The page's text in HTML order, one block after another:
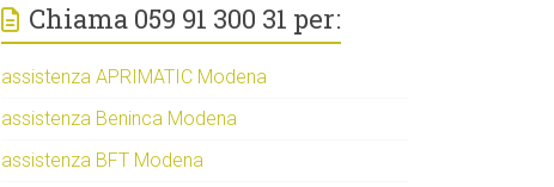
Chiama 059 91 300 31 per:
assistenza APRIMATIC Modena
assistenza Beninca Modena
assistenza BFT Modena